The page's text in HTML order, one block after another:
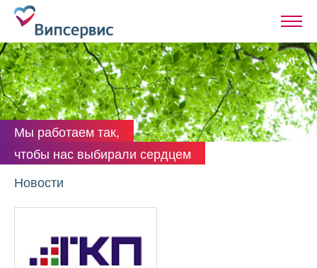
Мы работаем так,
чтобы нас выбирали сердцем
Новости